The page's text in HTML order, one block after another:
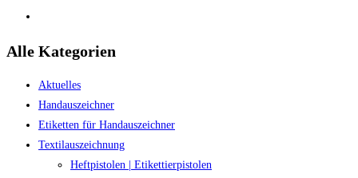
Alle Kategorien
Aktuelles
Handauszeichner
Etiketten für Handauszeichner
Textilauszeichnung
Heftpistolen | Etikettierpistolen